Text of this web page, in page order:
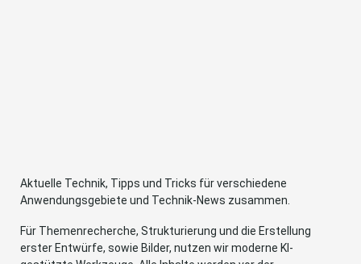
Aktuelle Technik, Tipps und Tricks für verschiedene
Anwendungsgebiete und Technik-News zusammen.
Für Themenrecherche, Strukturierung und die Erstellung
erster Entwürfe, sowie Bilder, nutzen wir moderne KI-